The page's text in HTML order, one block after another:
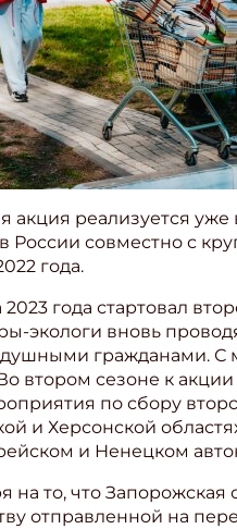
акция реализуется уже
России совместно с
года.
2023 года стартовал
экологи вновь
гражданами. С
втором сезоне к
по сбору
и Херсонской
и Ненецком
на то, что Запорожская
отправленной на